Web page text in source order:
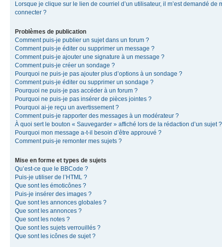
Lorsque je clique sur le lien de courriel d’un utilisateur, il m’est demandé de
connecter ?
Problèmes de publication
Comment puis-je publier un sujet dans un forum ?
Comment puis-je éditer ou supprimer un message ?
Comment puis-je ajouter une signature à un message ?
Comment puis-je créer un sondage ?
Pourquoi ne puis-je pas ajouter plus d’options à un sondage ?
Comment puis-je éditer ou supprimer un sondage ?
Pourquoi ne puis-je pas accéder à un forum ?
Pourquoi ne puis-je pas insérer de pièces jointes ?
Pourquoi ai-je reçu un avertissement ?
Comment puis-je rapporter des messages à un modérateur ?
À quoi sert le bouton « Sauvegarder » affiché lors de la rédaction d’un sujet ?
Pourquoi mon message a-t-il besoin d’être approuvé ?
Comment puis-je remonter mes sujets ?
Mise en forme et types de sujets
Qu’est-ce que le BBCode ?
Puis-je utiliser de l’HTML ?
Que sont les émoticônes ?
Puis-je insérer des images ?
Que sont les annonces globales ?
Que sont les annonces ?
Que sont les notes ?
Que sont les sujets verrouillés ?
Que sont les icônes de sujet ?